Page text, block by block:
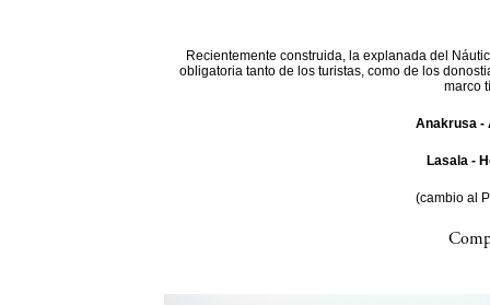
Recientemente construida, la explanada del
obligatoria tanto de los turistas, como de los
marco
Anakrusa -
Lasala -
(cambio al